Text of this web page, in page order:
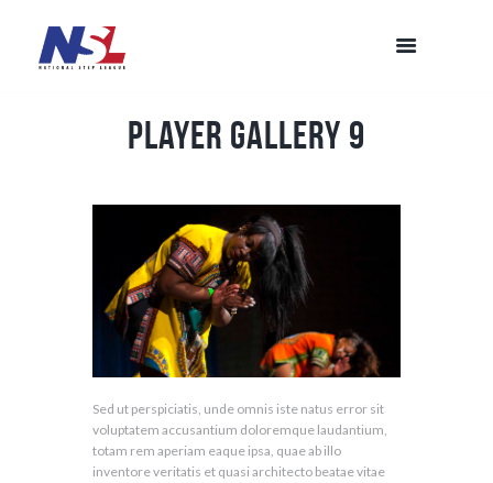
Player Gallery 9
Sed ut perspiciatis, unde omnis iste natus error sit
voluptatem accusantium doloremque laudantium,
totam rem aperiam eaque ipsa, quae ab illo
inventore veritatis et quasi architecto beatae vitae